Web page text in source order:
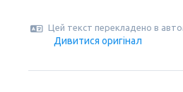
Цей текст перекладено в
Дивитися оригінал